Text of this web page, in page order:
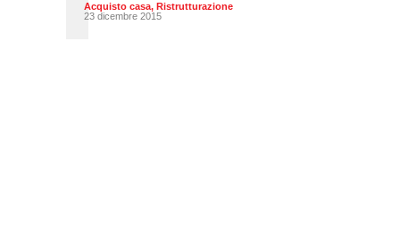
Acquisto casa, Ristrutturazione
23 dicembre 2015